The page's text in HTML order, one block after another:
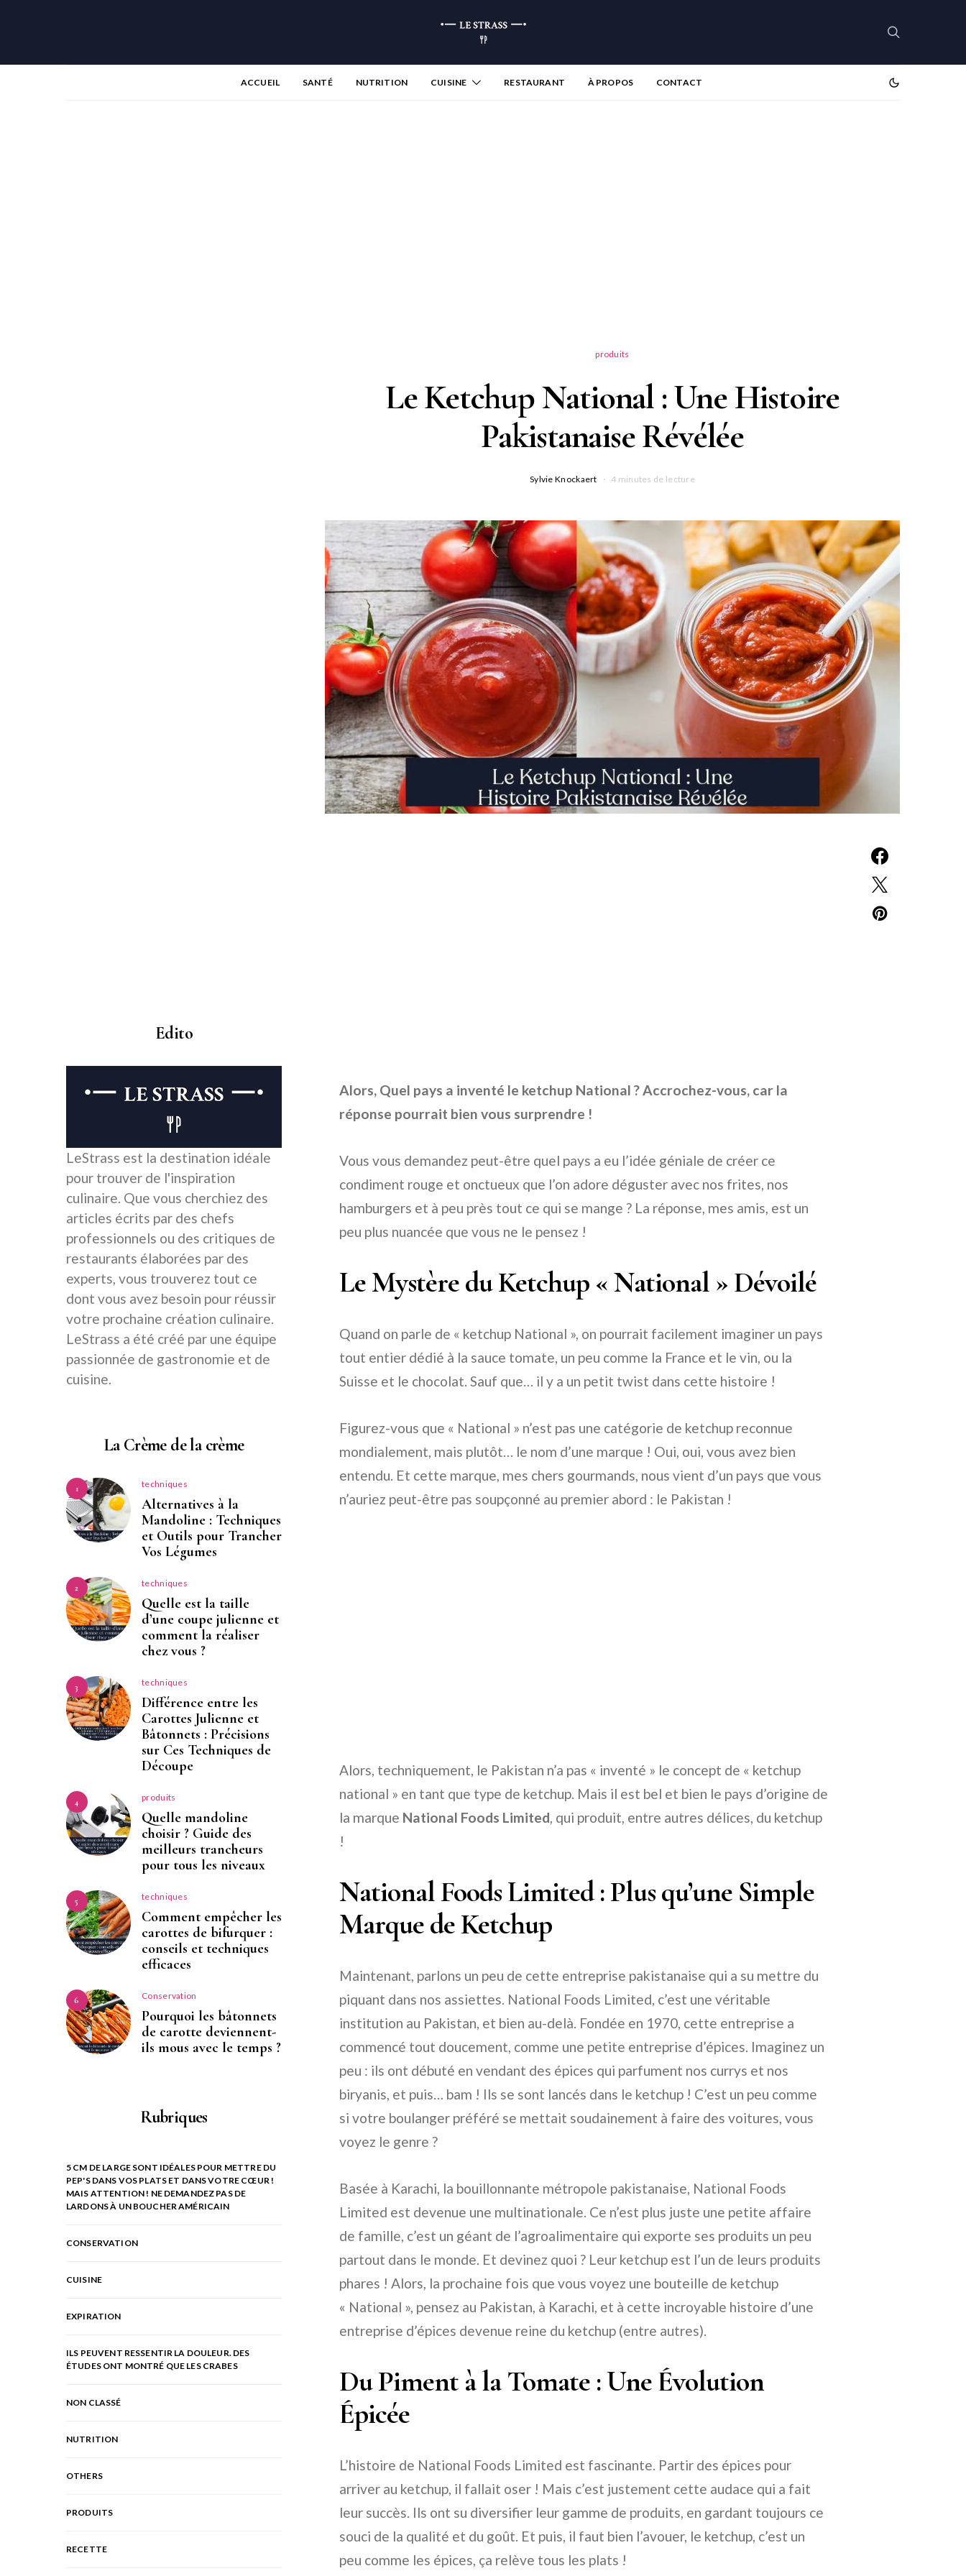
ACCUEIL SANTÉ NUTRITION CUISINE RESTAURANT À PROPOS CONTACT
produits
Le Ketchup National : Une Histoire
Pakistanaise Révélée
Sylvie Knockaert 4 minutes de lecture
Alors, Quel pays a inventé le ketchup National ? Accrochez-vous, car la
réponse pourrait bien vous surprendre !
Vous vous demandez peut-être quel pays a eu l’idée géniale de créer ce
condiment rouge et onctueux que l’on adore déguster avec nos frites, nos
hamburgers et à peu près tout ce qui se mange ? La réponse, mes amis, est un
peu plus nuancée que vous ne le pensez !
Le Mystère du Ketchup « National » Dévoilé
Quand on parle de « ketchup National », on pourrait facilement imaginer un pays
tout entier dédié à la sauce tomate, un peu comme la France et le vin, ou la
Suisse et le chocolat. Sauf que… il y a un petit twist dans cette histoire !
Figurez-vous que « National » n’est pas une catégorie de ketchup reconnue
mondialement, mais plutôt… le nom d’une marque ! Oui, oui, vous avez bien
entendu. Et cette marque, mes chers gourmands, nous vient d’un pays que vous
n’auriez peut-être pas soupçonné au premier abord : le Pakistan !
Alors, techniquement, le Pakistan n’a pas « inventé » le concept de « ketchup
national » en tant que type de ketchup. Mais il est bel et bien le pays d’origine de
la marque National Foods Limited, qui produit, entre autres délices, du ketchup
!
National Foods Limited : Plus qu’une Simple
Marque de Ketchup
Maintenant, parlons un peu de cette entreprise pakistanaise qui a su mettre du
piquant dans nos assiettes. National Foods Limited, c’est une véritable
institution au Pakistan, et bien au-delà. Fondée en 1970, cette entreprise a
commencé tout doucement, comme une petite entreprise d’épices. Imaginez un
peu : ils ont débuté en vendant des épices qui parfument nos currys et nos
biryanis, et puis… bam ! Ils se sont lancés dans le ketchup ! C’est un peu comme
si votre boulanger préféré se mettait soudainement à faire des voitures, vous
voyez le genre ?
Basée à Karachi, la bouillonnante métropole pakistanaise, National Foods
Limited est devenue une multinationale. Ce n’est plus juste une petite affaire
de famille, c’est un géant de l’agroalimentaire qui exporte ses produits un peu
partout dans le monde. Et devinez quoi ? Leur ketchup est l’un de leurs produits
phares ! Alors, la prochaine fois que vous voyez une bouteille de ketchup
« National », pensez au Pakistan, à Karachi, et à cette incroyable histoire d’une
entreprise d’épices devenue reine du ketchup (entre autres).
Du Piment à la Tomate : Une Évolution
Épicée
L’histoire de National Foods Limited est fascinante. Partir des épices pour
arriver au ketchup, il fallait oser ! Mais c’est justement cette audace qui a fait
leur succès. Ils ont su diversifier leur gamme de produits, en gardant toujours ce
souci de la qualité et du goût. Et puis, il faut bien l’avouer, le ketchup, c’est un
peu comme les épices, ça relève tous les plats !
Edito
LeStrass est la destination idéale
pour trouver de l'inspiration
culinaire. Que vous cherchiez des
articles écrits par des chefs
professionnels ou des critiques de
restaurants élaborées par des
experts, vous trouverez tout ce
dont vous avez besoin pour réussir
votre prochaine création culinaire.
LeStrass a été créé par une équipe
passionnée de gastronomie et de
cuisine.
La Crème de la crème
1 techniques
Alternatives à la
Mandoline : Techniques
et Outils pour Trancher
Vos Légumes
2 techniques
Quelle est la taille
d’une coupe julienne et
comment la réaliser
chez vous ?
3 techniques
Différence entre les
Carottes Julienne et
Bâtonnets : Précisions
sur Ces Techniques de
Découpe
4 produits
Quelle mandoline
choisir ? Guide des
meilleurs trancheurs
pour tous les niveaux
5 techniques
Comment empêcher les
carottes de bifurquer :
conseils et techniques
efficaces
6 Conservation
Pourquoi les bâtonnets
de carotte deviennent-
ils mous avec le temps ?
Rubriques
5 CM DE LARGE SONT IDÉALES POUR METTRE DU
PEP'S DANS VOS PLATS ET DANS VOTRE CŒUR !
MAIS ATTENTION ! NE DEMANDEZ PAS DE
LARDONS À UN BOUCHER AMÉRICAIN
CONSERVATION
CUISINE
EXPIRATION
ILS PEUVENT RESSENTIR LA DOULEUR. DES
ÉTUDES ONT MONTRÉ QUE LES CRABES
NON CLASSÉ
NUTRITION
OTHERS
PRODUITS
RECETTE